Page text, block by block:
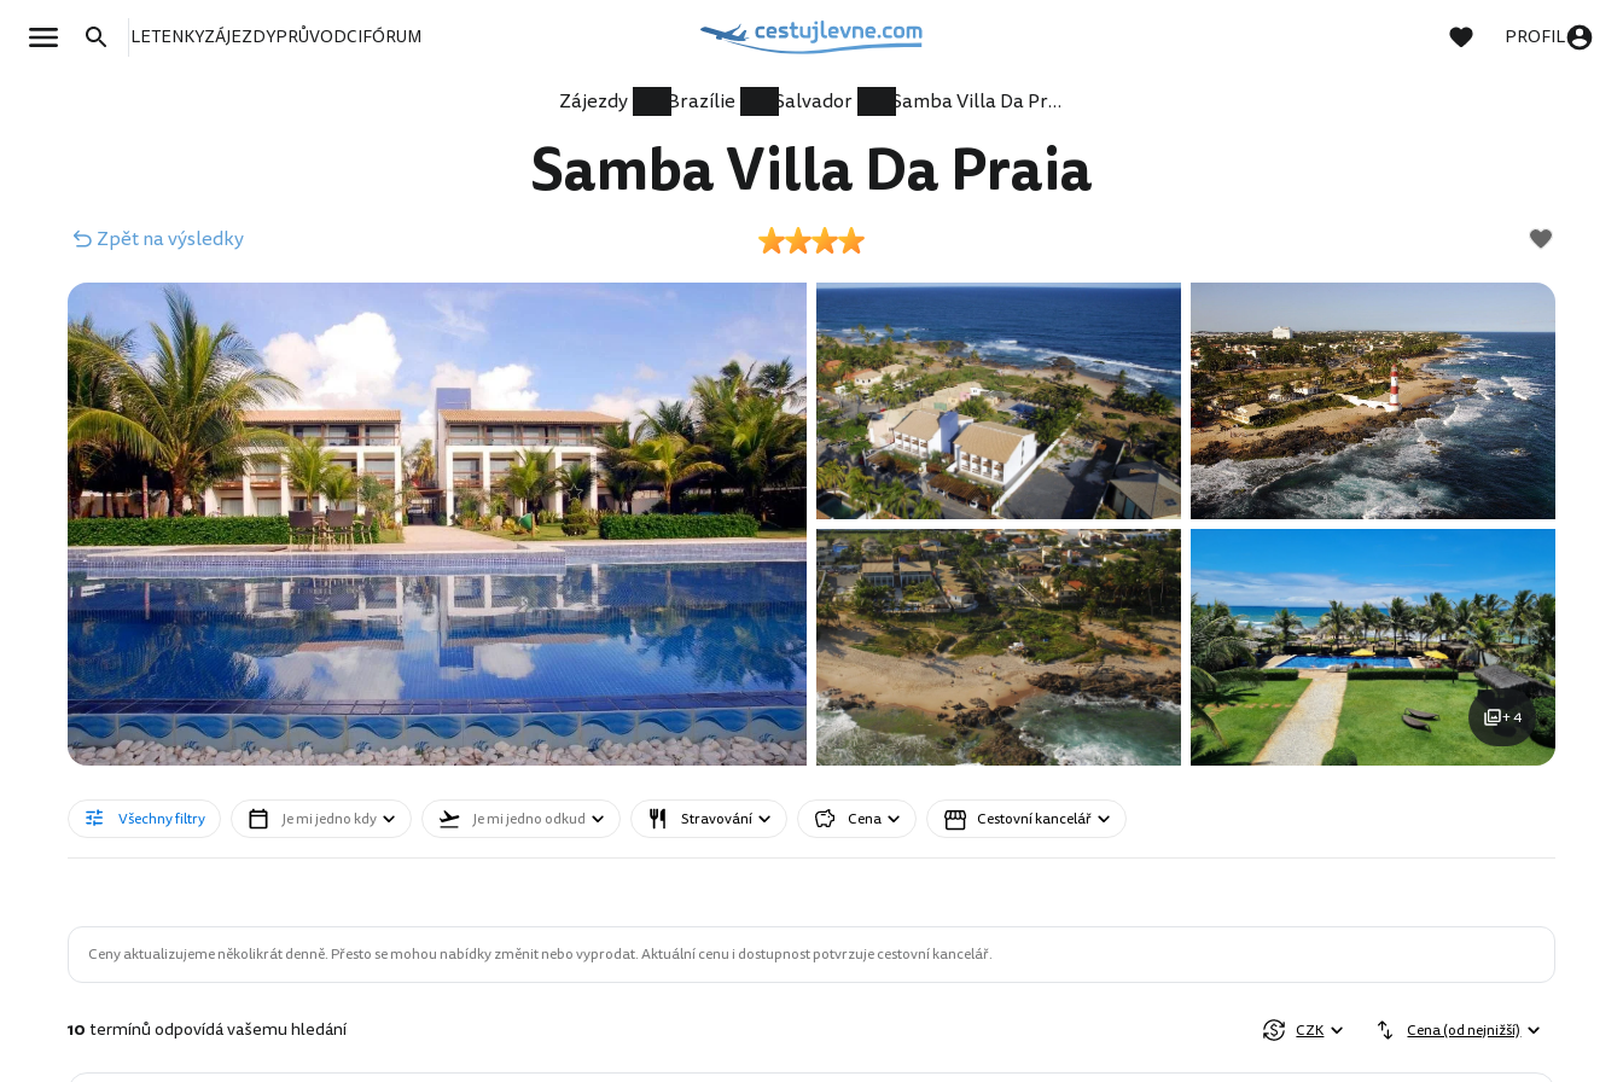
LETENKYZÁJEZDYPRŮVODCIFÓRUM PROFIL
Zájezdy Brazílie Salvador Samba Villa Da Praia
Samba Villa Da Praia
Zpětna výsledky
+ 4
Všechny filtry Je mi jedno kdy Je mi jedno odkud Stravování Cena Cestovní kancelář
Ceny aktualizujeme několikrát denně. Přesto se mohou nabídky změnit nebo vyprodat. Aktuální cenu i dostupnost potvrzuje cestovní kancelář.
10termínů odpovídá vašemu hledání CZK Cena (od nejnižší)